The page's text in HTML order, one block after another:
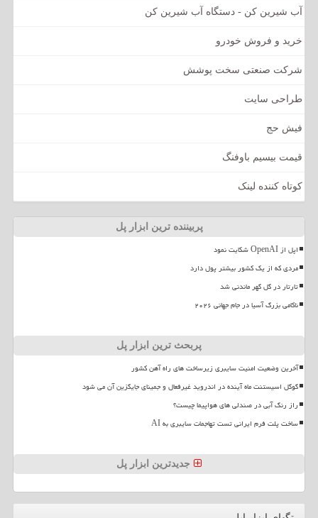
آب شیرین کن - دستگاه آب شیرین کن
خرید و فروش خودرو
شرکت صنعتی سخت پوشش
طراحی سایت
فیش حج
قیمت بیسیم باوفنگ
کوتاه کننده لینک
پربیننده ترین ابزار پل
اپل از OpenAI شکایت نمود
مردی که از یک کشور بیشتر پول دارد
تارتار در گل گهر ماندنی شد
ناکامی بزرگ آسیا در جام جهانی ۲۰۲۶
پربحث ترین ابزار پل
آخرین وضعیت امنیت سایبری زیرساخت های راه آهن کشور
گوگل اسیستنت ماه آینده در اندروید غیرفعال و جمینای جایگزین آن می شود
راز رنگ آبی در صندلی های هواپیما چیست؟
ساخت پلت فرم ایرانی تست تهاجمات سایبری به AI
جدیدترین ابزار پل